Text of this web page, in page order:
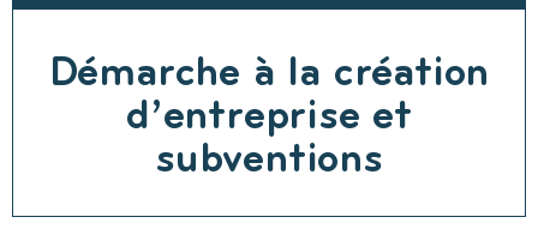
Démarche à la création
d’entreprise et
subventions